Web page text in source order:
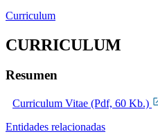
Curriculum
CURRICULUM
Resumen
Curriculum Vitae (Pdf, 60 Kb.)
Entidades relacionadas